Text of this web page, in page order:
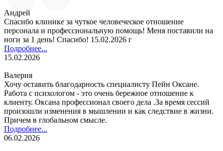
Андрей
Спасибо клинике за чуткое человеческое отношение
персонала и профессиональную помощь! Меня поставили на
ноги за 1 день! Спасибо! 15.02.2026 г
Подробнее...
15.02.2026
Валерия
Хочу оставить благодарность специалисту Пейн Оксане.
Работа с психологом - это очень бережное отношение к
клиенту. Оксана профессионал своего дела .За время сессий
произошли изменения в мышлении и как следствие в жизни.
Причем в глобальном смысле.
Подробнее...
06.02.2026